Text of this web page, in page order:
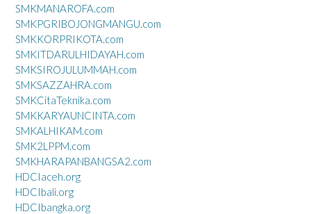
SMKMANAROFA.com
SMKPGRIBOJONGMANGU.com
SMKKORPRIKOTA.com
SMKITDARULHIDAYAH.com
SMKSIROJULUMMAH.com
SMKSAZZAHRA.com
SMKCitaTeknika.com
SMKKARYAUNCINTA.com
SMKALHIKAM.com
SMK2LPPM.com
SMKHARAPANBANGSA2.com
HDCIaceh.org
HDCIbali.org
HDCIbangka.org